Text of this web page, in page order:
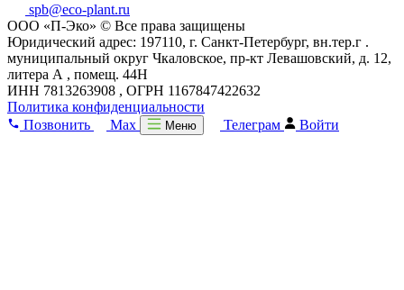
spb@eco-plant.ru
ООО «П-Эко» © Все права защищены
Юридический адрес: 197110, г. Санкт-Петербург, вн.тер.г .
муниципальный округ Чкаловское, пр-кт Левашовский, д. 12,
литера А , помещ. 44Н
ИНН 7813263908 , ОГРН 1167847422632
Политика конфиденциальности
Позвонить
Max Меню Телеграм Войти